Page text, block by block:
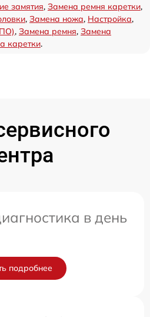
замятия, Замена ремня каретки,
, Замена ножа, Настройка,
, Замена ремня, Замена
каретки.
в день
подробнее